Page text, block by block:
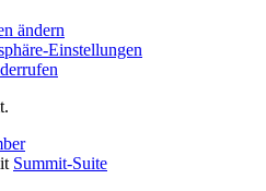
ändern
Einstellungen
Summit-Suite